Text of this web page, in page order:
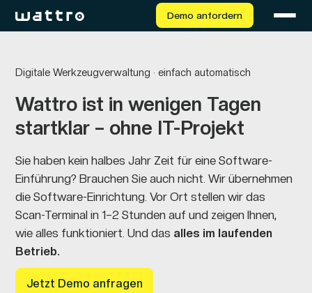
Demo anfordern
Digitale Werkzeugverwaltung · einfach automatisch
Wattro ist in wenigen Tagen
startklar – ohne IT-Projekt
Sie haben kein halbes Jahr Zeit für eine Software-
Einführung? Brauchen Sie auch nicht. Wir übernehmen
die Software-Einrichtung. Vor Ort stellen wir das
Scan-Terminal in 1–2 Stunden auf und zeigen Ihnen,
wie alles funktioniert. Und das alles im laufenden
Betrieb.
Jetzt Demo anfragen